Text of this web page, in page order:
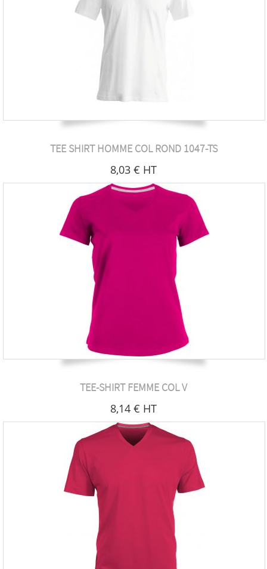
TEE SHIRT HOMME COL ROND 1047-TS
8,03 € HT
TEE-SHIRT FEMME COL V
8,14 € HT